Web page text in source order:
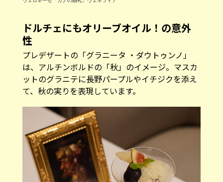
ドルチェにもオリーブオイル！の意外
性
プレデザートの「グラニータ ・ダウトゥンノ」
は、アルチンボルドの「秋」のイメージ。マスカ
ットのグラニテに長野パープルやイチジクを添え
て、秋の実りを表現しています。